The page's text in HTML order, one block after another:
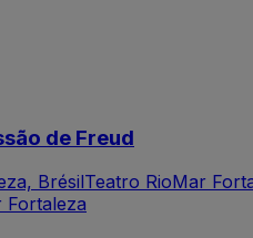
de Freud
BrésilTeatro RioMar
Fortaleza